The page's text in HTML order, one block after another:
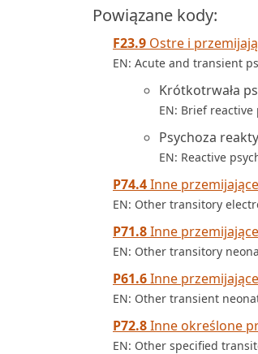
Powiązane kody:
F23.9 Ostre i
EN: Acute and transient
Krótkotrwała
EN: Brief reactive
Psychoza
EN: Reactive
P74.4Inne
EN: Other transitory
P71.8Inne
EN: Other transitory
P61.6Inne
EN: Other transient
P72.8Inne określone
EN: Other specified